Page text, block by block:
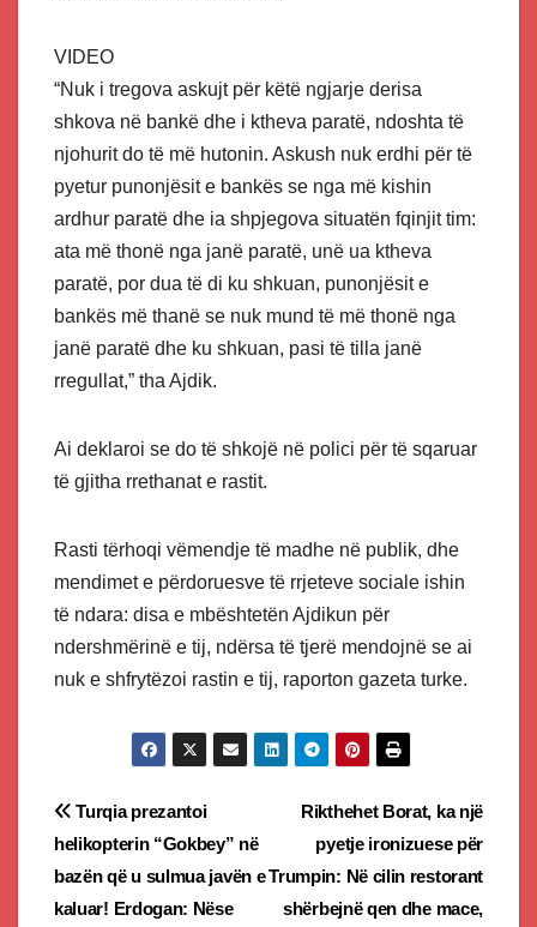
VIDEO
“Nuk i tregova askujt për këtë ngjarje derisa
shkova në bankë dhe i ktheva paratë, ndoshta të
njohurit do të më hutonin. Askush nuk erdhi për të
pyetur punonjësit e bankës se nga më kishin
ardhur paratë dhe ia shpjegova situatën fqinjit tim:
ata më thonë nga janë paratë, unë ua ktheva
paratë, por dua të di ku shkuan, punonjësit e
bankës më thanë se nuk mund të më thonë nga
janë paratë dhe ku shkuan, pasi të tilla janë
rregullat,” tha Ajdik.
Ai deklaroi se do të shkojë në polici për të sqaruar
të gjitha rrethanat e rastit.
Rasti tërhoqi vëmendje të madhe në publik, dhe
mendimet e përdoruesve të rrjeteve sociale ishin
të ndara: disa e mbështetën Ajdikun për
ndershmërinë e tij, ndërsa të tjerë mendojnë se ai
nuk e shfrytëzoi rastin e tij, raporton gazeta turke.
Post
navigation
Rikthehet Borat, ka një
pyetje ironizuese për
Trumpin: Në cilin restorant
shërbejnë qen dhe mace,
Turqia prezantoi
helikopterin “Gokbey” në
bazën që u sulmua javën e
kaluar! Erdogan: Nëse